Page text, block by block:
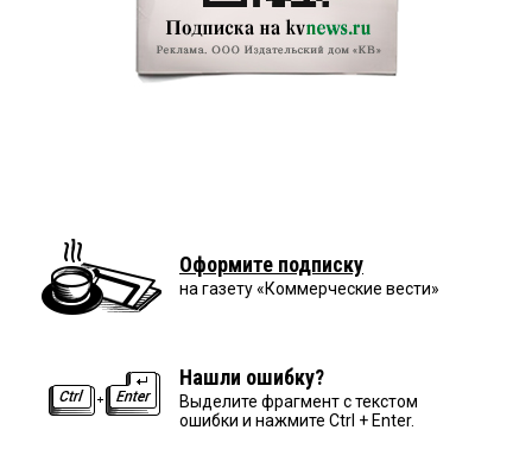
Оформите подписку
на газету «Коммерческие вести»
Нашли ошибку?
Выделите фрагмент с текстом
ошибки и нажмите Ctrl + Enter.